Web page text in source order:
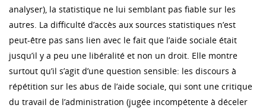
analyser), la statistique ne lui semblant pas fiable sur les
autres. La difficulté d’accès aux sources statistiques n’est
peut-être pas sans lien avec le fait que l’aide sociale était
jusqu’il y a peu une libéralité et non un droit. Elle montre
surtout qu’il s’agit d’une question sensible: les discours à
répétition sur les abus de l’aide sociale, qui sont une critique
du travail de l’administration (jugée incompétente à déceler